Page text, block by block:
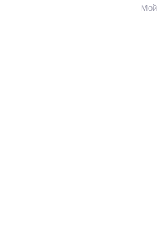
Мой